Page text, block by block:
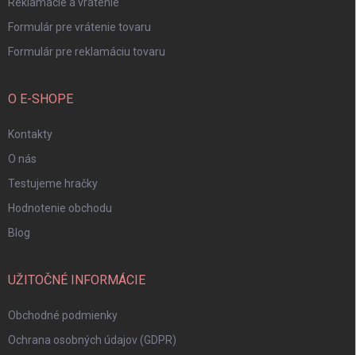
Formulár pre vrátenie tovaru
Formulár pre reklamáciu tovaru
O E-SHOPE
Kontakty
O nás
Testujeme hračky
Hodnotenie obchodu
Blog
UŽITOČNÉ INFORMÁCIE
Obchodné podmienky
Ochrana osobných údajov (GDPR)